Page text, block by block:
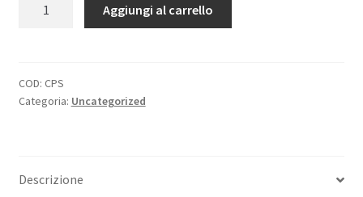
quantità
Aggiungi al carrello
COD: CPS
Categoria: Uncategorized
Descrizione